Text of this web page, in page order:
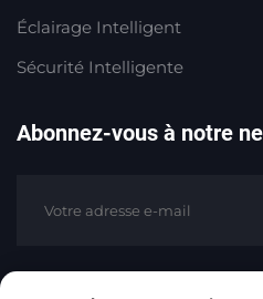
Éclairage Intelligent
Sécurité Intelligente
Abonnez-vous à notre